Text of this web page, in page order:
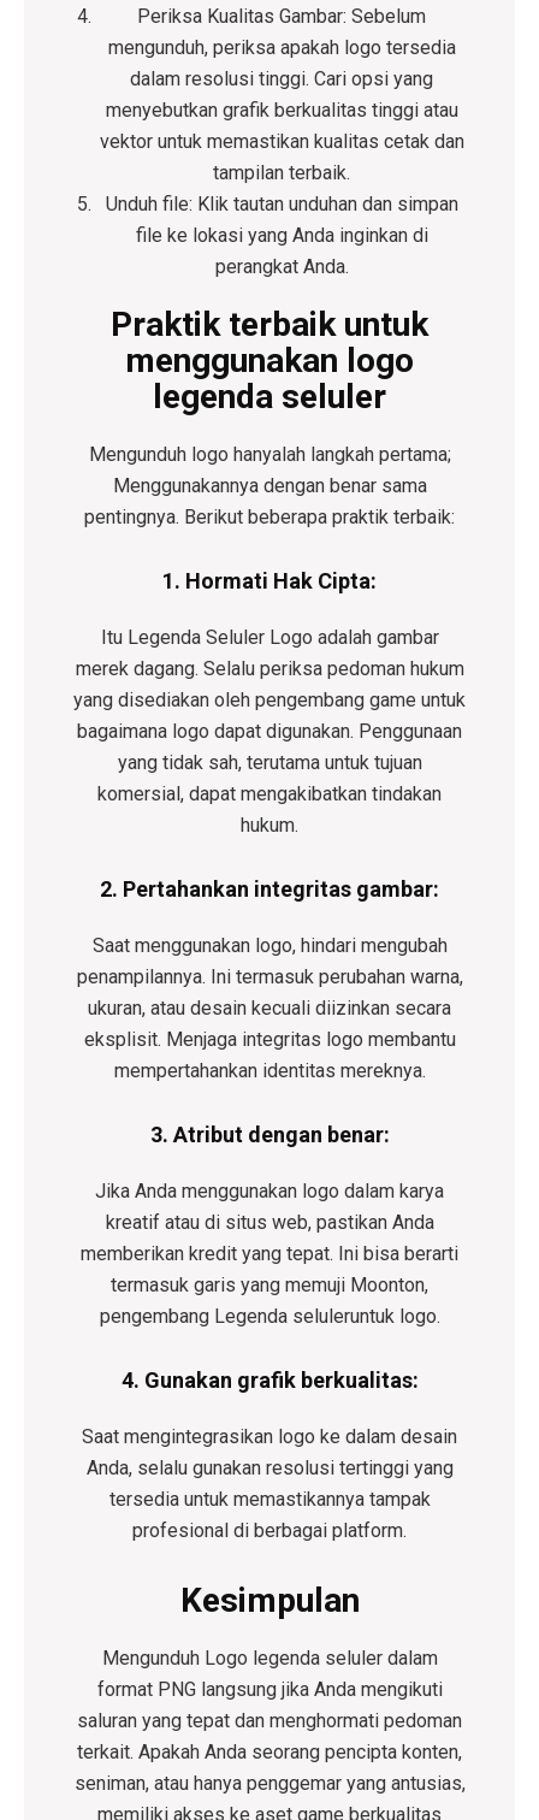
Periksa Kualitas Gambar: Sebelum
mengunduh, periksa apakah logo tersedia
dalam resolusi tinggi. Cari opsi yang
menyebutkan grafik berkualitas tinggi atau
vektor untuk memastikan kualitas cetak dan
tampilan terbaik.
Unduh file: Klik tautan unduhan dan simpan
file ke lokasi yang Anda inginkan di
perangkat Anda.
Praktik terbaik untuk
menggunakan logo
legenda seluler
Mengunduh logo hanyalah langkah pertama;
Menggunakannya dengan benar sama
pentingnya. Berikut beberapa praktik terbaik:
1. Hormati Hak Cipta:
Itu Legenda SelulerLogo adalah gambar
merek dagang. Selalu periksa pedoman hukum
yang disediakan oleh pengembang game untuk
bagaimana logo dapat digunakan. Penggunaan
yang tidak sah, terutama untuk tujuan
komersial, dapat mengakibatkan tindakan
hukum.
2. Pertahankan integritas gambar:
Saat menggunakan logo, hindari mengubah
penampilannya. Ini termasuk perubahan warna,
ukuran, atau desain kecuali diizinkan secara
eksplisit. Menjaga integritas logo membantu
mempertahankan identitas mereknya.
3. Atribut dengan benar:
Jika Anda menggunakan logo dalam karya
kreatif atau di situs web, pastikan Anda
memberikan kredit yang tepat. Ini bisa berarti
termasuk garis yang memuji Moonton,
pengembang Legenda seluleruntuk logo.
4. Gunakan grafik berkualitas:
Saat mengintegrasikan logo ke dalam desain
Anda, selalu gunakan resolusi tertinggi yang
tersedia untuk memastikannya tampak
profesional di berbagai platform.
Kesimpulan
Mengunduh Logo legenda seluler dalam
format PNGlangsung jika Anda mengikuti
saluran yang tepat dan menghormati pedoman
terkait. Apakah Anda seorang pencipta konten,
seniman, atau hanya penggemar yang antusias,
memiliki akses ke aset game berkualitas